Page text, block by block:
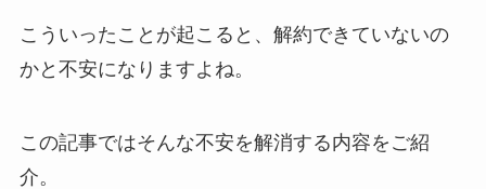
こういったことが起こると、解約できていないの
かと不安になりますよね。
この記事ではそんな不安を解消する内容をご紹
介。